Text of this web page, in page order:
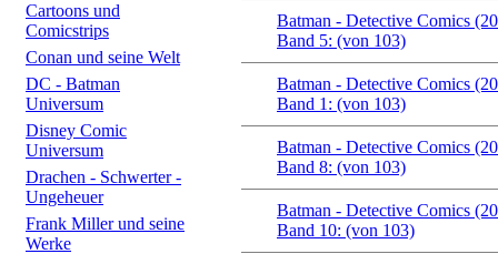
Cartoons und
Comicstrips
Conan und seine Welt
DC - Batman
Universum
Disney Comic
Universum
Drachen - Schwerter -
Ungeheuer
Frank Miller und seine
Werke
Batman - Detective Comics
Band 5: (von 103)
Batman - Detective Comics
Band 1: (von 103)
Batman - Detective Comics
Band 8: (von 103)
Batman - Detective Comics
Band 10: (von 103)